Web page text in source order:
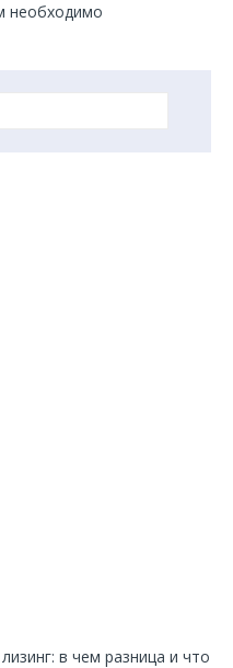
необходимо
в чем разница и что